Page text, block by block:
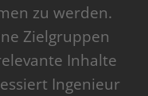
zu werden.
Zielgruppen
Inhalte
Ingenieur